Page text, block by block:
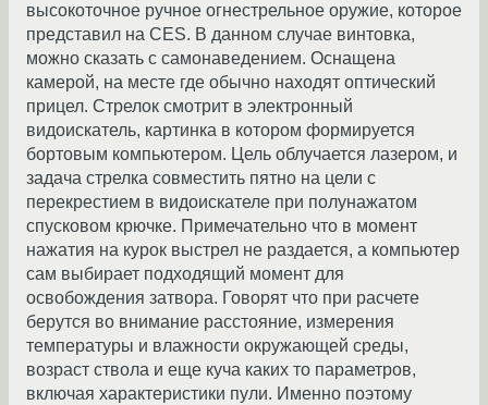
высокоточное ручное огнестрельное оружие, которое
представил на CES. В данном случае винтовка,
можно сказать с самонаведением. Оснащена
камерой, на месте где обычно находят оптический
прицел. Стрелок смотрит в электронный
видоискатель, картинка в котором формируется
бортовым компьютером. Цель облучается лазером, и
задача стрелка совместить пятно на цели с
перекрестием в видоискателе при полунажатом
спусковом крючке. Примечательно что в момент
нажатия на курок выстрел не раздается, а компьютер
сам выбирает подходящий момент для
освобождения затвора. Говорят что при расчете
берутся во внимание расстояние, измерения
температуры и влажности окружающей среды,
возраст ствола и еще куча каких то параметров,
включая характеристики пули. Именно поэтому